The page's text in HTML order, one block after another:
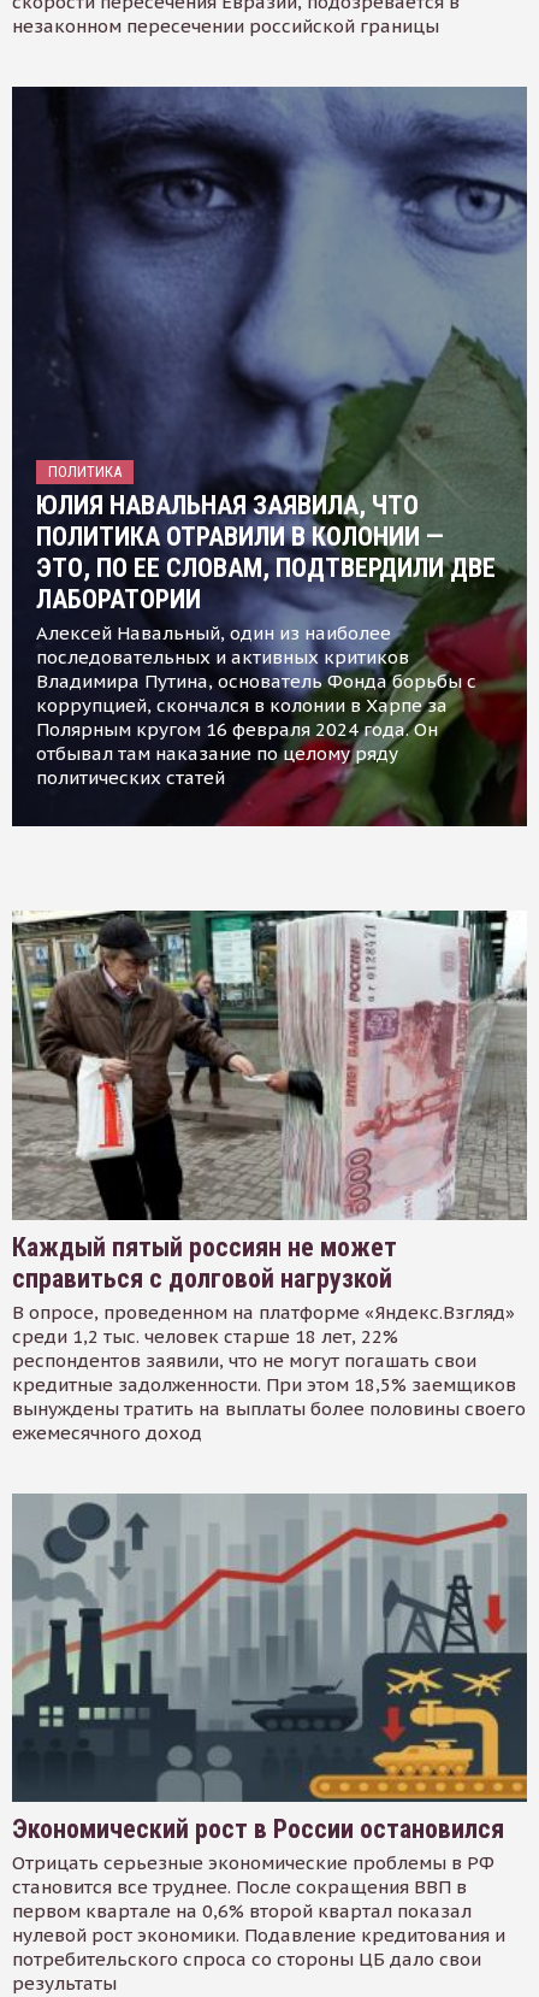
незаконном пересечении российской границы
ПОЛИТИКА
ЮЛИЯ НАВАЛЬНАЯ ЗАЯВИЛА, ЧТО
ПОЛИТИКА ОТРАВИЛИ В КОЛОНИИ —
ЭТО, ПО ЕЕ СЛОВАМ, ПОДТВЕРДИЛИ ДВЕ
ЛАБОРАТОРИИ
Алексей Навальный, один из наиболее
последовательных и активных критиков
Владимира Путина, основатель Фонда борьбы с
коррупцией, скончался в колонии в Харпе за
Полярным кругом 16 февраля 2024 года. Он
отбывал там наказание по целому ряду
политических статей
Каждый пятый россиян не может
справиться с долговой нагрузкой
В опросе, проведенном на платформе «Яндекс.Взгляд»
среди 1,2 тыс. человек старше 18 лет, 22%
респондентов заявили, что не могут погашать свои
кредитные задолженности. При этом 18,5% заемщиков
вынуждены тратить на выплаты более половины своего
ежемесячного доход
Экономический рост в России остановился
Отрицать серьезные экономические проблемы в РФ
становится все труднее. После сокращения ВВП в
первом квартале на 0,6% второй квартал показал
нулевой рост экономики. Подавление кредитования и
потребительского спроса со стороны ЦБ дало свои
результаты